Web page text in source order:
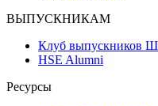
ВЫПУСКНИКАМ
Клуб выпускников
HSE Alumni
Ресурсы